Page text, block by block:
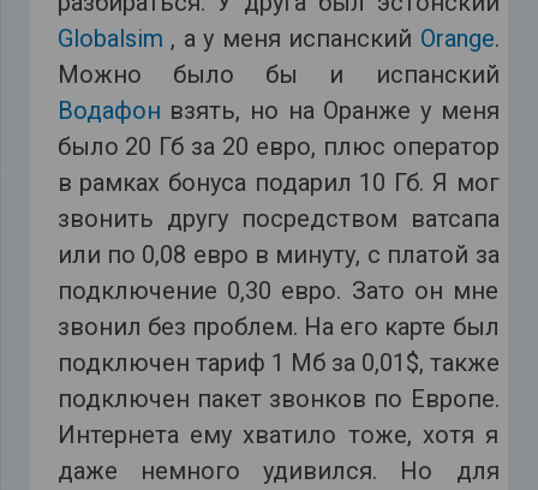
Globalsim , а у меня испанский Orange.
Можно было бы и испанский
Водафон взять, но на Оранже у меня
было 20 Гб за 20 евро, плюс оператор
в рамках бонуса подарил 10 Гб. Я мог
звонить другу посредством ватсапа
или по 0,08 евро в минуту, с платой за
подключение 0,30 евро. Зато он мне
звонил без проблем. На его карте был
подключен тариф 1 Мб за 0,01$, также
подключен пакет звонков по Европе.
Интернета ему хватило тоже, хотя я
даже немного удивился. Но для